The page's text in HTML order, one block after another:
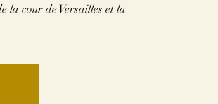
la cour de Versailles et la